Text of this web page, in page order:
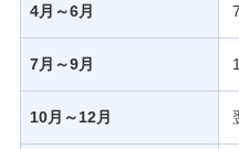
4月～6月
7月～9月
10月～12月